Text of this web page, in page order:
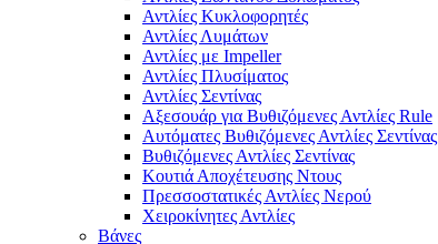
Αντλίες Κυκλοφορητές
Αντλίες Λυμάτων
Αντλίες με Impeller
Αντλίες Πλυσίματος
Αντλίες Σεντίνας
Αξεσουάρ για Βυθιζόμενες Αντλίες Rule
Αυτόματες Βυθιζόμενες Αντλίες Σεντίνας
Βυθιζόμενες Αντλίες Σεντίνας
Κουτιά Αποχέτευσης Ντους
Πρεσσοστατικές Αντλίες Νερού
Χειροκίνητες Αντλίες
Βάνες